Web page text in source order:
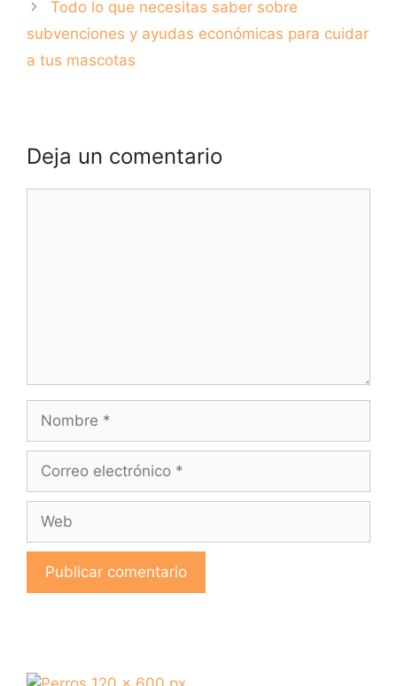
se llevaron el
reconocimiento!
Todo lo que necesitas saber sobre
subvenciones y ayudas económicas para cuidar
a tus mascotas
Deja un comentario